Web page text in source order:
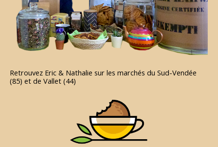
Retrouvez Eric & Nathalie sur les marchés du Sud-Vendée
(85) et de Vallet (44)